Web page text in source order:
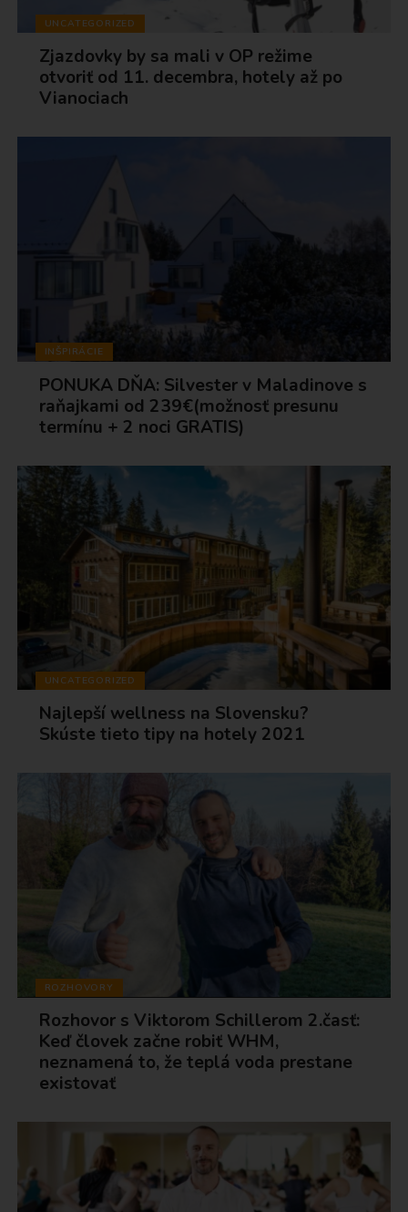
UNCATEGORIZED
Zjazdovky by sa mali v OP režime
otvoriť od 11. decembra, hotely až po
Vianociach
INŠPIRÁCIE
PONUKA DŇA: Silvester v Maladinove s
raňajkami od 239€(možnosť presunu
termínu + 2 noci GRATIS)
UNCATEGORIZED
Najlepší wellness na Slovensku?
Skúste tieto tipy na hotely 2021
ROZHOVORY
Rozhovor s Viktorom Schillerom 2.časť:
Keď človek začne robiť WHM,
neznamená to, že teplá voda prestane
existovať